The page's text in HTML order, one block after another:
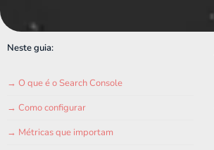
Neste guia:
→ O que é o Search Console
→ Como configurar
→ Métricas que importam